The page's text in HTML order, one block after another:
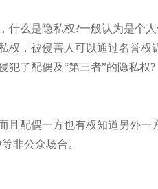
么是隐私权?一般认为是个
，被侵害人可以通过名誉权
了配偶及“第三者”的隐私权?
偶一方也有权知道另外一
非公众场合。